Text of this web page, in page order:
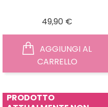
49,90 €
CARRELLO
PRODOTTO